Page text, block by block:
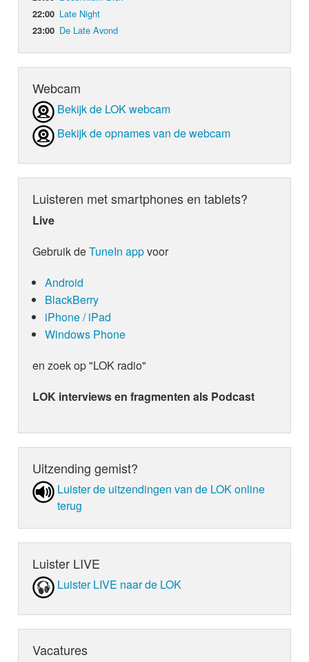
22:00 Late Night
23:00 De Late Avond
Webcam
Bekijk de LOK webcam
Bekijk de opnames van de webcam
Luisteren met smartphones en tablets?
Live
Gebruik deTuneIn appvoor
Android
BlackBerry
iPhone / iPad
Windows Phone
en zoek op "LOK radio"
LOK interviews en fragmenten als Podcast
Uitzending gemist?
Luister de uit­zen­din­gen van de LOK online
terug
Luister LIVE
Luister LIVE naar de LOK
Vacatures